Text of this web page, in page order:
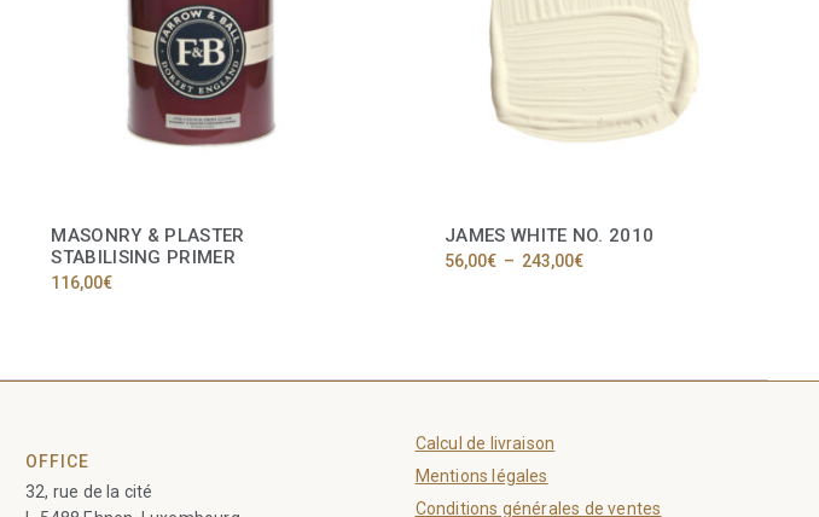
MASONRY & PLASTER
STABILISING PRIMER
116,00€
JAMES WHITE NO. 2010
56,00€ – 243,00€Plage
variations.
peuvent
être
choisies
OFFICE
32, rue de la cité
Calcul de livraison
Mentions légales
Conditions générales de ventes